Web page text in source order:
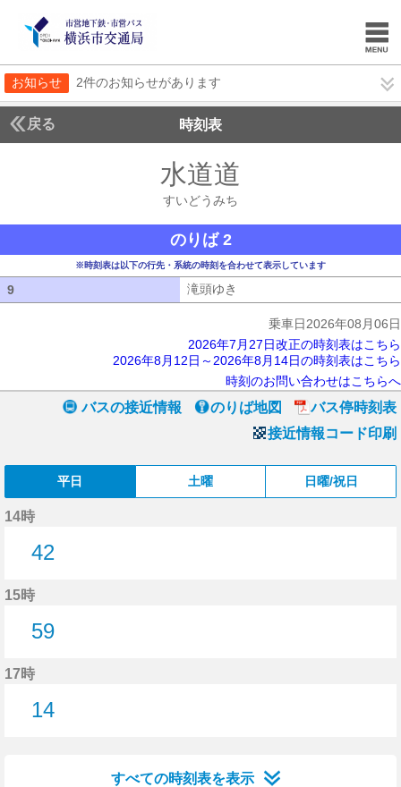
お知らせ 2件のお知らせがあります
戻る 時刻表
水道道
すいどうみち
のりば 2
※時刻表は以下の行先・系統の時刻を合わせて表示しています
9 滝頭ゆき
乗車日2026年08月06日
2026年7月27日改正の時刻表はこちら
2026年8月12日～2026年8月14日の時刻表はこちら
時刻のお問い合わせはこちらへ
バスの接近情報 のりば地図
バス停時刻表
接近情報コード印刷
平日 土曜 日曜/祝日
14時
42
15時
59
17時
14
すべての時刻表を表示